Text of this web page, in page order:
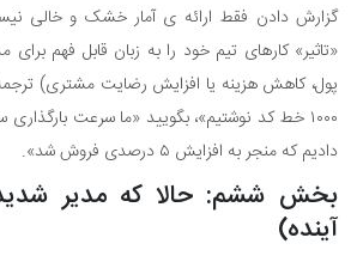
گزارش دادن فقط ارائه ی آمار خشک و خالی
«تاثیر» کارهای تیم خود را به زبان قابل فهم برای
پول، کاهش هزینه یا افزایش رضایت مشتری)
دادیم که منجر به افزایش ۵ درصدی فروش شد».
بخش ششم: حالا که مدیر
آینده)